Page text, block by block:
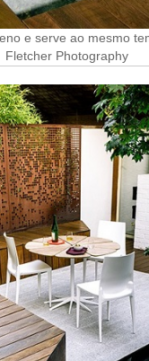
e serve ao mesmo
Fletcher Photography